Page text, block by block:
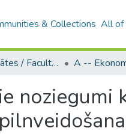
& Collections All of
B4 – LU fakultātes / Faculties of the UL
noziegumi